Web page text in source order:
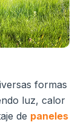
formas
luz, calor
de paneles